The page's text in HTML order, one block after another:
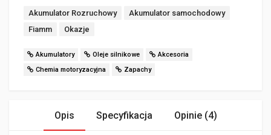
Tagi:
Akumulator Rozruchowy
Akumulator samochodowy
Fiamm
Okazje
Akumulatory Oleje silnikowe
Akcesoria
Chemia motoryzacyjna
Zapachy
Opis Specyfikacja Opinie (4)